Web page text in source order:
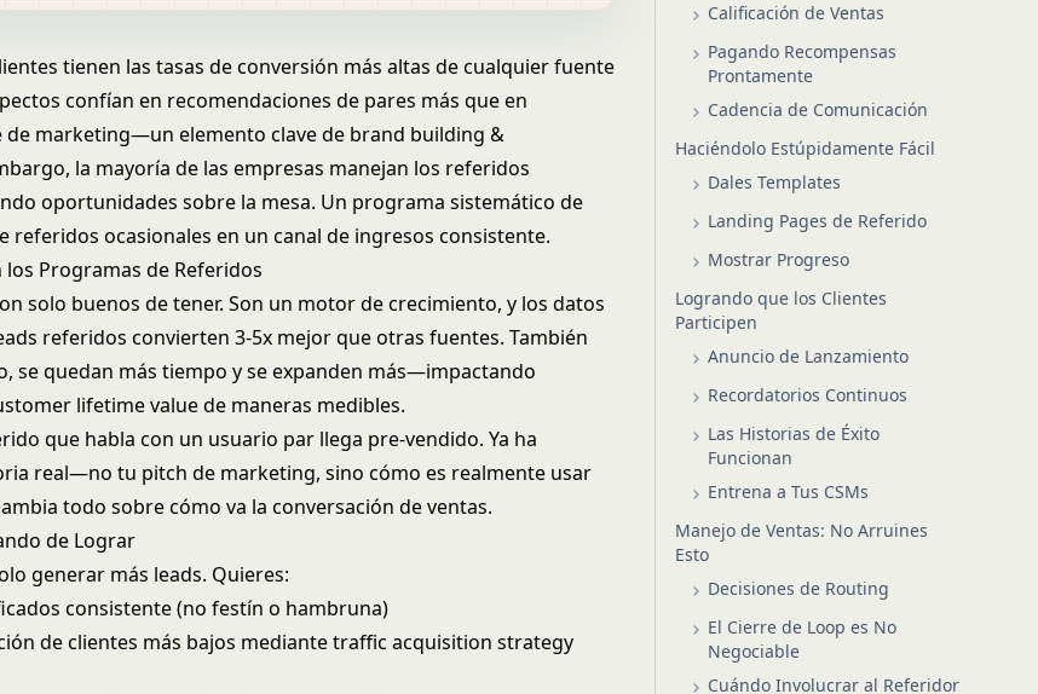
tienen las tasas de conversión más altas de cualquier fuente
confían en recomendaciones de pares más que en
de marketing—un elemento clave de brand building &
la mayoría de las empresas manejan los referidos
oportunidades sobre la mesa. Un programa sistemático de
referidos ocasionales en un canal de ingresos consistente.
Programas de Referidos
solo buenos de tener. Son un motor de crecimiento, y los datos
referidos convierten 3-5x mejor que otras fuentes. También
se quedan más tiempo y se expanden más—impactando
lifetime valuede maneras medibles.
que habla con un usuario par llega pre-vendido. Ya ha
real—no tu pitch de marketing, sino cómo es realmente usar
todo sobre cómo va la conversación de ventas.
de Lograr
generar más leads. Quieres:
consistente (no festín o hambruna)
de clientes más bajos mediantetraffic acquisition strategy
Calificación de Ventas
Pagando Recompensas
Prontamente
Cadencia de Comunicación
Haciéndolo Estúpidamente Fácil
Dales Templates
Landing Pages de Referido
Mostrar Progreso
Logrando que los Clientes
Participen
Anuncio de Lanzamiento
Recordatorios Continuos
Las Historias de Éxito
Funcionan
Entrena a Tus CSMs
Manejo de Ventas: No Arruines
Esto
Decisiones de Routing
El Cierre de Loop es No
Negociable
Cuándo Involucrar al Referidor